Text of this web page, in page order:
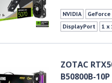
NVIDIA
DisplayPort
1 x
ZOTAC
B50800B-10P